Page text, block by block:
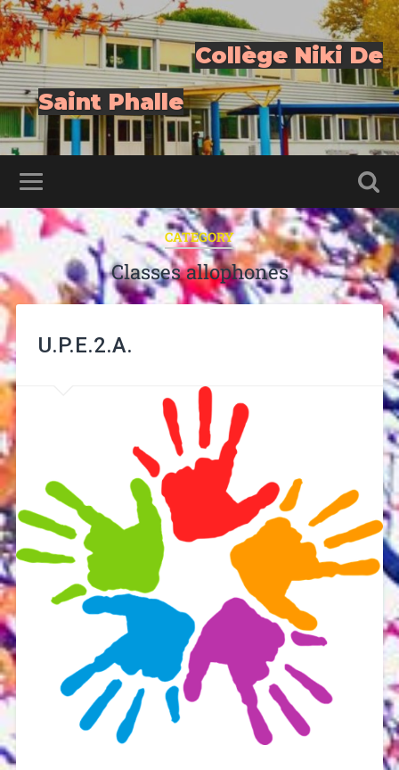
Collège Niki De
Saint Phalle
CATEGORY
Classes allophones
U.P.E.2.A.